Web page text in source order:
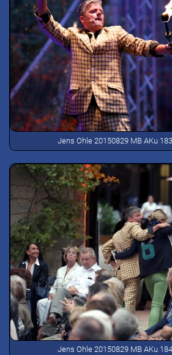
Jens Ohle 20150829 MB AKu
Jens Ohle 20150829 MB AKu